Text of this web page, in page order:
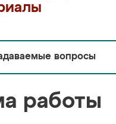
вопросы
работы